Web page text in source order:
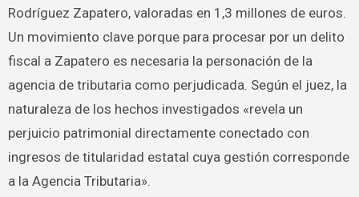
Rodríguez Zapatero, valoradas en 1,3 millones de euros.
Un movimiento clave porque para procesar por un delito
fiscal a Zapatero es necesaria la personación de la
agencia de tributaria como perjudicada. Según el juez, la
naturaleza de los hechos investigados «revela un
perjuicio patrimonial directamente conectado con
ingresos de titularidad estatal cuya gestión corresponde
a la Agencia Tributaria».